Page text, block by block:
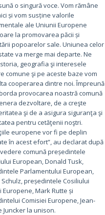
o singură voce. Vom rămâne
și vom susține valorile
ale Uniunii Europene
la promovarea păcii și
popoarelor sale. Uniunea celor
va merge mai departe. Ne
geografia şi interesele
comune şi pe aceste baze vom
cooperarea dintre noi. Împreună
provocarea noastră comună
dezvoltare, de a creşte
şi de a asigura siguranţa şi
pentru cetăţenii noştri.
europene vor fi pe deplin
în acest efort”, au declarat după
comună președintele
European, Donald Tusk,
Parlamentului European,
președintele Cosiliului
Europene, Mark Rutte și
Comisiei Europene, Jean-
Juncker la unison.